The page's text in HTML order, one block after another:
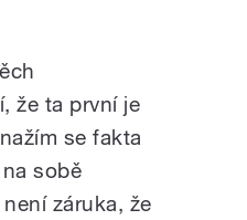
že ta první je
se fakta
sobě
záruka, že